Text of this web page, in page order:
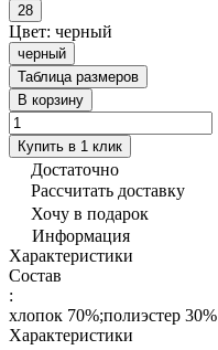
28
Цвет: черный
черный
Таблица размеров
В корзину
Купить в 1 клик
Достаточно
Рассчитать доставку
Хочу в подарок
Информация
Характеристики
Состав
:
хлопок 70%;полиэстер 30%
Характеристики